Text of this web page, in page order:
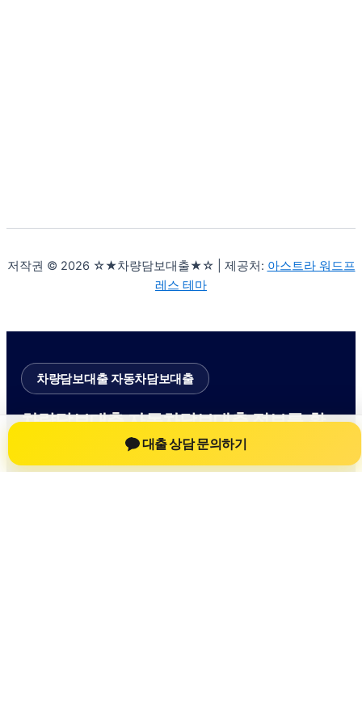
저작권 © 2026 ☆★차량담보대출★☆ | 제공처: 아스트라 워드프
레스 테마
차량담보대출 자동차담보대출
차량담보대출 자동차담보대출 정보를 확
대출 상담 문의하기